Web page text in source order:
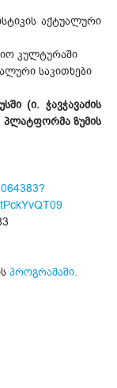
აქტუალური
კულტურაში
საკითხები
(ი. ჭავჭავაძის
პლატფორმა ზუმის
პროგრამაში.